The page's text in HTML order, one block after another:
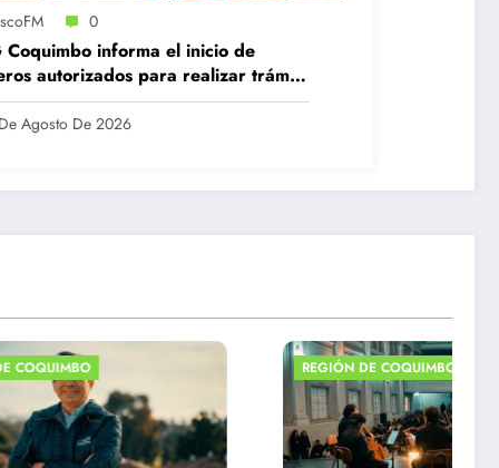
0
Coquimbo informa el inicio de
autorizados para realizar trámite
de predios rústicos
Agosto De 2026